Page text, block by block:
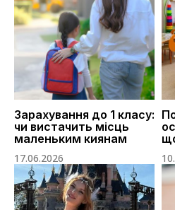
Зарахування до 1 класу:
чи вистачить місць
маленьким киянам
17.06.2026